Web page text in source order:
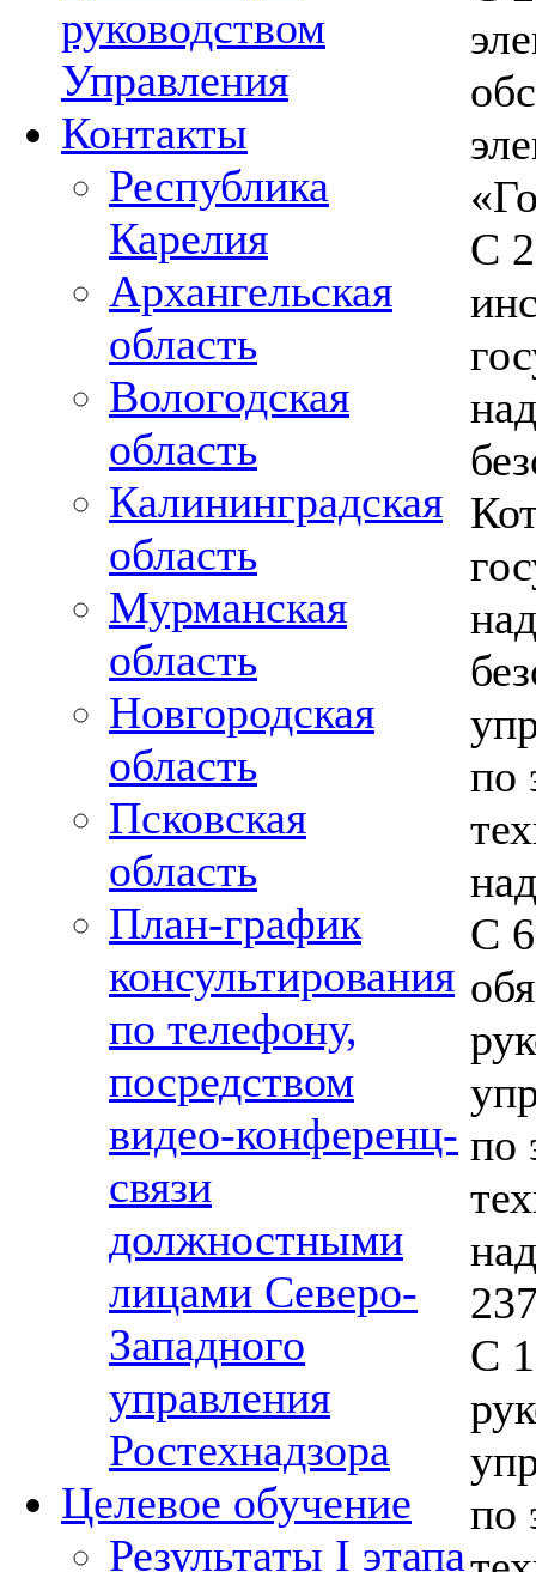
руководством
Управления
Контакты
Республика
Карелия
Архангельская
область
Вологодская
область
Калининградская
область
Мурманская
область
Новгородская
область
Псковская
область
План-график
консультирования
по телефону,
посредством
видео-конференц-
связи
должностными
лицами Северо-
Западного
управления
Ростехнадзора
Целевое обучение
Результаты I этапа
С
по
С
по
С
по